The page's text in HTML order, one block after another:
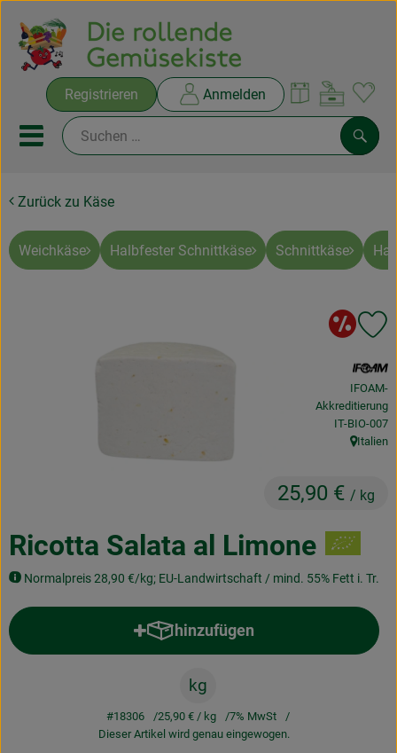
Registrieren Anmelden
Mobiles Menu öffnen oder
Ökokisten
Rezepte
Getränke
Drogerie & Diverses
Zurück zu Käse
Weichkäse Halbfester Schnittkäse Schnittkäse
Ricotta Salata al Limone
Normalpreis 28,90 €/kg; EU-Landwirtschaft / mind. 55% Fett i. Tr.
25,90 € / kg
, Verband:
IFOAM-
Akkreditierung
,IT-BIO-007
,
Italien
hinzufügen
Produkt zum Warenkorb
kg
#18306 25,90 €/ kg
7% MwSt
Dieser Artikel wird genau eingewogen.